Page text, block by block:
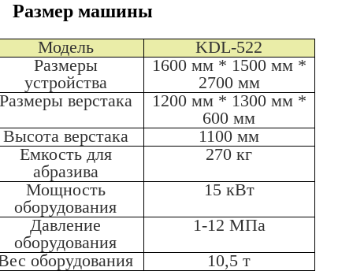
Размер машины
Модель
KDL-522
Размеры
устройства
1600 мм * 1500 мм *
2700 мм
верстака
1200 мм * 1300 мм *
600 мм
Высота верстака
1100 мм
Емкость для
абразива
270 кг
Мощность
оборудования
15 кВт
Давление
оборудования
1-12 МПа
оборудования
10,5 т